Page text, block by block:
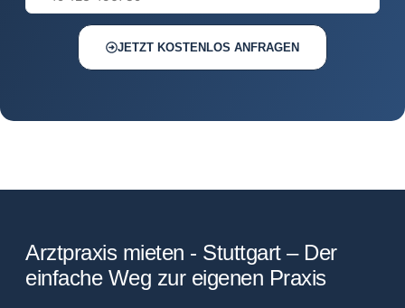
JETZT KOSTENLOS ANFRAGEN
Arztpraxis mieten - Stuttgart – Der
einfache Weg zur eigenen Praxis